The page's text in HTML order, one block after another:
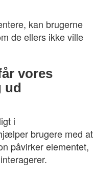
kan brugerne
de ellers ikke ville
vores
ud
i
brugere med at
påvirker elementet,